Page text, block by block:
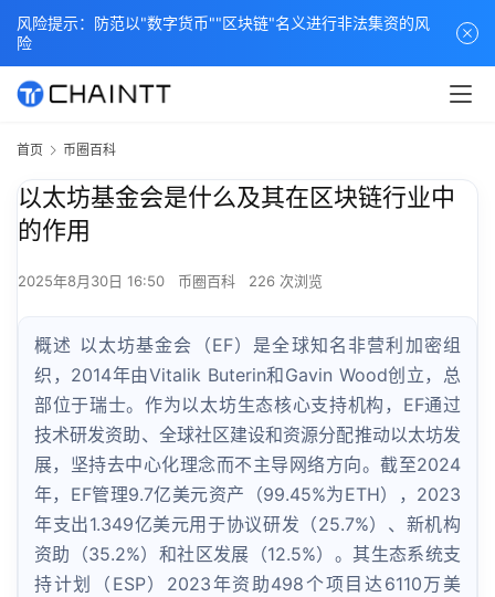
首页 币圈百科
以太坊基金会是什么及其在区块链行业中
的作用
2025年8月30日 16:50 币圈百科 226 次浏览
概述 以太坊基金会（EF）是全球知名非营利加密组
织，2014年由Vitalik Buterin和Gavin Wood创立，总
部位于瑞士。作为以太坊生态核心支持机构，EF通过
技术研发资助、全球社区建设和资源分配推动以太坊发
展，坚持去中心化理念而不主导网络方向。截至2024
年，EF管理9.7亿美元资产（99.45%为ETH），2023
年支出1.349亿美元用于协议研发（25.7%）、新机构
资助（35.2%）和社区发展（12.5%）。其生态系统支
持计划（ESP）2023年资助498个项目达6110万美
风险提示：防范以"数字货币""区块链"名义进行非法集资的风
险